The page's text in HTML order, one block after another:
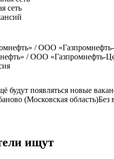
сеть
/ ООО «Газпромнефть-
будут появляться новые
(Московская область)Без
ищут